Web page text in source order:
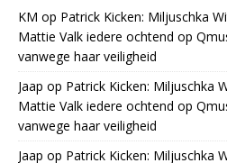
KM op Patrick Kicken: Miljuschka
Mattie Valk iedere ochtend op
vanwege haar veiligheid
Jaap op Patrick Kicken: Miljuschka
Mattie Valk iedere ochtend op
vanwege haar veiligheid
Jaap op Patrick Kicken: Miljuschka